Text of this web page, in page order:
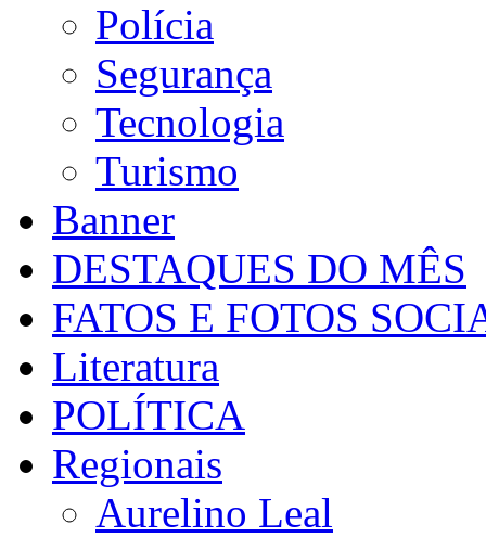
Polícia
Segurança
Tecnologia
Turismo
Banner
DESTAQUES DO MÊS
FATOS E FOTOS
Literatura
POLÍTICA
Regionais
Aurelino Leal